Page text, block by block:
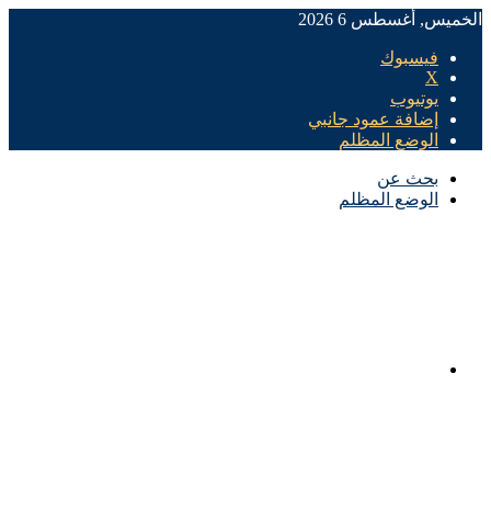
الخميس, أغسطس 6 2026
فيسبوك
X
يوتيوب
إضافة عمود جانبي
الوضع المظلم
بحث عن
الوضع المظلم